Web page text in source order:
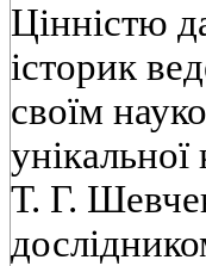
Цінністю
історик
своїм
унікальної
Т. Г.